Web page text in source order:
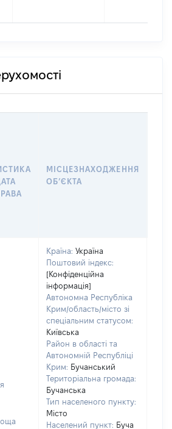
МІСЦЕЗНАХОДЖЕННЯ
ОБʼЄКТА
Країна: Україна
Поштовий індекс:
[Конфіденційна
інформація]
Автономна Республіка
Крим/область/місто зі
спеціальним статусом:
Київська
Район в області та
Автономній Республіці
Крим: Бучанський
Територіальна громада:
Бучанська
Тип населеного пункту:
Місто
Населений пункт: Буча